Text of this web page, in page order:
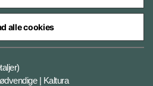
under Forsvarsministeriet
alle cookies
| Kaltura